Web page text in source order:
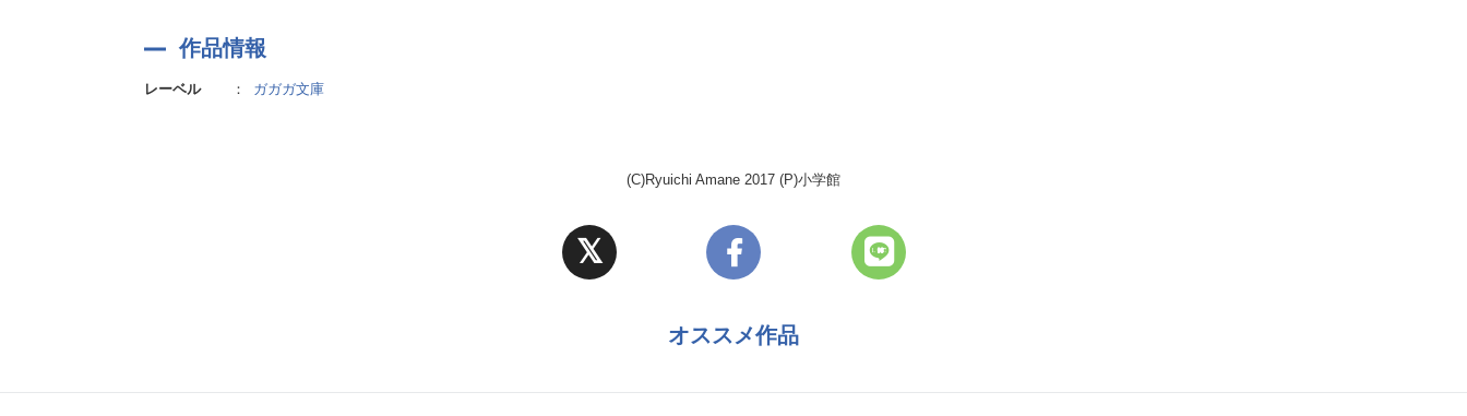
作品情報
レーベル ： ガガガ文庫
(C)Ryuichi Amane 2017 (P)小学館
オススメ作品